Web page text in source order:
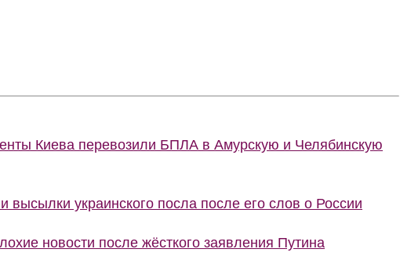
Киева перевозили БПЛА в Амурскую и Челябинскую
высылки украинского посла после его слов о России
новости после жёсткого заявления Путина